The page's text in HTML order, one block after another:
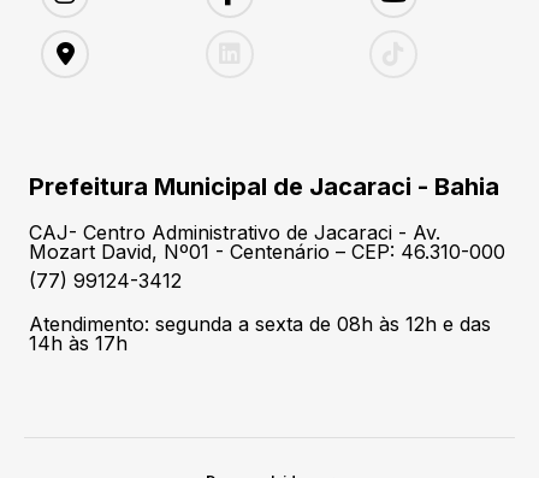
Prefeitura Municipal de Jacaraci - Bahia
CAJ- Centro Administrativo de Jacaraci - Av.
Mozart David, Nº01 - Centenário – CEP: 46.310-000
(77) 99124-3412
Atendimento: segunda a sexta de 08h às 12h e das
14h às 17h